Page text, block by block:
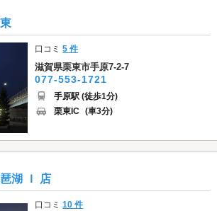
口コミ5 件
滋賀県栗東市手原7-2-7
077-553-1721
手原駅 (徒歩1分)
栗東IC (車3分)
湖 Ｉ 店
口コミ10 件